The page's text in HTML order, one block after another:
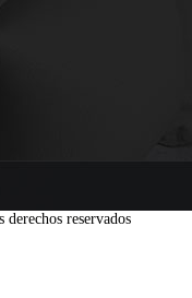
reservados